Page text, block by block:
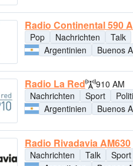
Radio Continental 590
Pop
Nachrichten
Talk
Argentinien
Buenos
Radio La Red
910 AM
Nachrichten
Sport
Argentinien
Buenos
Radio Rivadavia AM630
Nachrichten Talk
Sport